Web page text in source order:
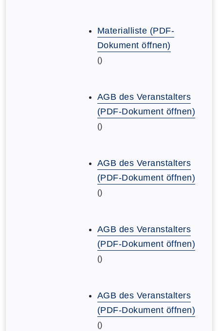
Materialliste (PDF-
Dokument öffnen)
()
AGB des Veranstalters
(PDF-Dokument öffnen)
()
AGB des Veranstalters
(PDF-Dokument öffnen)
()
AGB des Veranstalters
(PDF-Dokument öffnen)
()
AGB des Veranstalters
(PDF-Dokument öffnen)
()